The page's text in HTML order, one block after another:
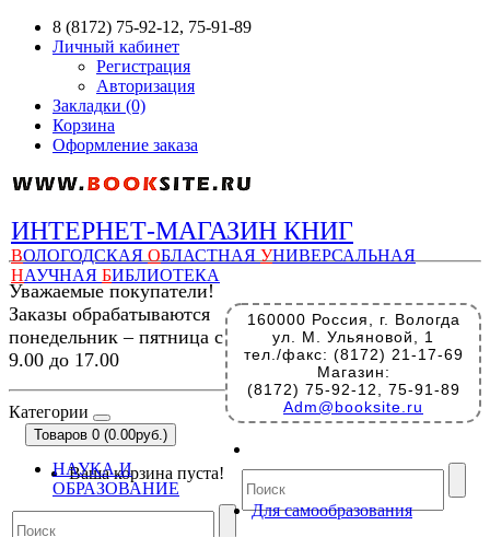
8 (8172) 75-92-12, 75-91-89
Личный кабинет
Регистрация
Авторизация
Закладки (0)
Корзина
Оформление заказа
ИНТЕРНЕТ-МАГАЗИН КНИГ
ВОЛОГОДСКАЯ ОБЛАСТНАЯ УНИВЕРСАЛЬНАЯ
НАУЧНАЯ БИБЛИОТЕКА
160000 Россия, г. Вологда
ул. М. Ульяновой, 1
тел./факс: (8172) 21-17-69
Магазин:
(8172) 75-92-12, 75-91-89
Adm@booksite.ru
Уважаемые покупатели!
Заказы обрабатываются
понедельник – пятница с
9.00 до 17.00
Категории
Товаров 0 (0.00руб.)
Ваша корзина пуста!
НАУКА И
ОБРАЗОВАНИЕ
Для самообразования